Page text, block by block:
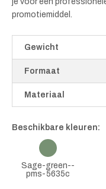
promotiemiddel.
Gewicht
Formaat
Materiaal
Beschikbare kleuren:
Sage-green--
pms-5635c